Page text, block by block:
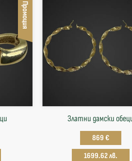
Промоция
Златни дамски
869 €
1699.62 лв.